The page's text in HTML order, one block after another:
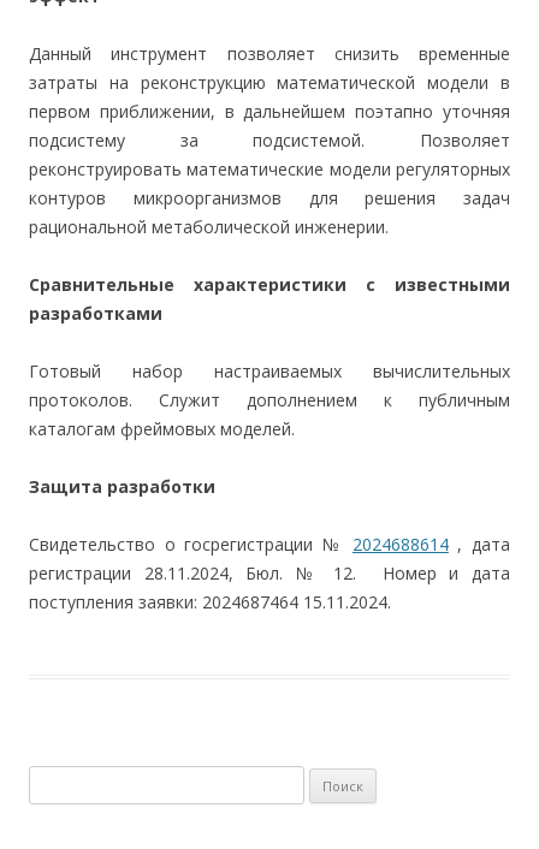
Данный инструмент позволяет снизить временные
затраты на реконструкцию математической модели в
первом приближении, в дальнейшем поэтапно уточняя
подсистему за подсистемой. Позволяет
реконструировать математические модели регуляторных
контуров микроорганизмов для решения задач
рациональной метаболической инженерии.
Сравнительные характеристики с известными
разработками
Готовый набор настраиваемых вычислительных
протоколов. Служит дополнением к публичным
каталогам фреймовых моделей.
Защита разработки
Свидетельство о госрегистрации № 2024688614, дата
регистрации 28.11.2024, Бюл. № 12. Номер и дата
поступления заявки: 2024687464 15.11.2024.